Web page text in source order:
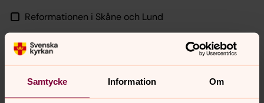
Samtycke Information Om
Reformationen i Skåne och Lund
Behandling av personuppgifter: Lunds domkyrka
hanterar personuppgifter enligt gällande
berättigat intresse. Uppgifterna sparas tills dopet är
över och efterarbetet är avslutat. Uppgifter om kyrkliga